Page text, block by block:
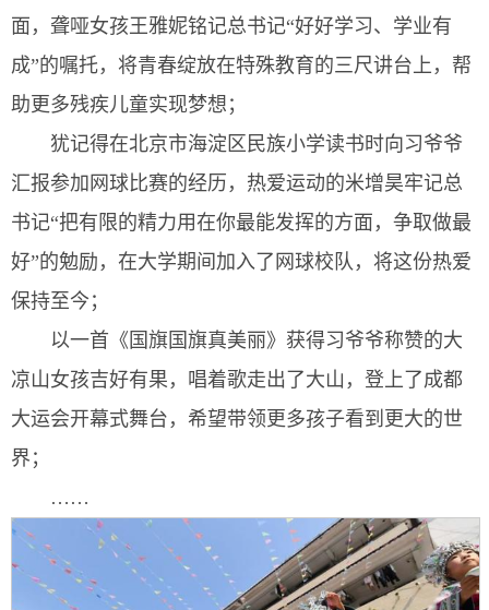
面，聋哑女孩王雅妮铭记总书记“好好学习、学业有
成”的嘱托，将青春绽放在特殊教育的三尺讲台上，帮
助更多残疾儿童实现梦想；
犹记得在北京市海淀区民族小学读书时向习爷爷
汇报参加网球比赛的经历，热爱运动的米增昊牢记总
书记“把有限的精力用在你最能发挥的方面，争取做最
好”的勉励，在大学期间加入了网球校队，将这份热爱
保持至今；
以一首《国旗国旗真美丽》获得习爷爷称赞的大
凉山女孩吉好有果，唱着歌走出了大山，登上了成都
大运会开幕式舞台，希望带领更多孩子看到更大的世
界；
……